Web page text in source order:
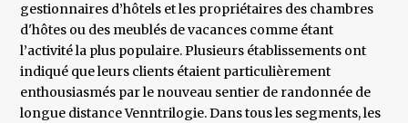
gestionnaires d’hôtels et les propriétaires des chambres
d'hôtes ou des meublés de vacances comme étant
l’activité la plus populaire. Plusieurs établissements ont
indiqué que leurs clients étaient particulièrement
enthousiasmés par le nouveau sentier de randonnée de
longue distance Venntrilogie. Dans tous les segments, les